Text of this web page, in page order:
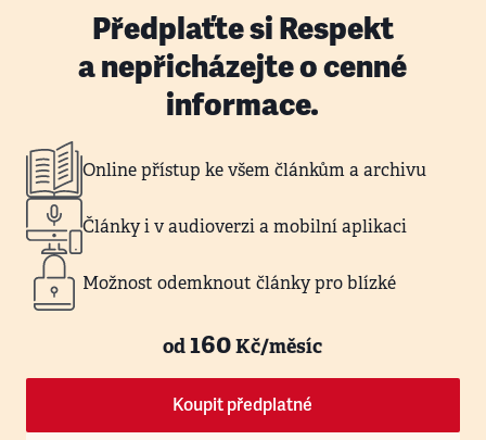
Předplaťte si Respekt
a nepřicházejte o cenné
informace.
Online přístup ke všem článkům a archivu
Články i v audioverzi a mobilní aplikaci
Možnost odemknout články pro blízké
od160Kč/měsíc
Koupit předplatné